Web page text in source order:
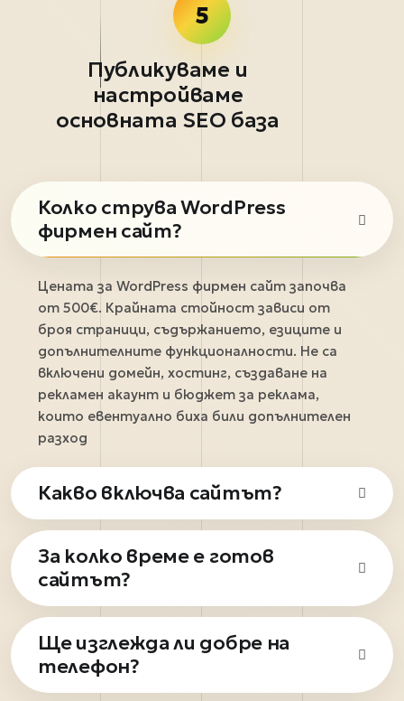
5
Публикуваме и
настройваме
основната SEO база
Колко струва WordPress
фирмен сайт?
Цената за WordPress фирмен сайт започва
от 500€. Крайната стойност зависи от
броя страници, съдържанието, езиците и
допълнителните функционалности. Не са
включени домейн, хостинг, създаване на
рекламен акаунт и бюджет за реклама,
които евентуално биха били допълнителен
разход
Какво включва сайтът?
Получавате до 10 страници на 1 език,
WordPress система за управление, мобилен
дизайн, базова SEO структура, контактна
форма, карта, базова техническа настройка
и 3 месеца начална поддръжка.
За колко време е готов
сайтът?
Обикновено сайтът е готов за около 7
работни дни, ако имаме нужните текстове и
снимки. Ако ги нямате и нямате претенции
Ще изглежда ли добре на
телефон?